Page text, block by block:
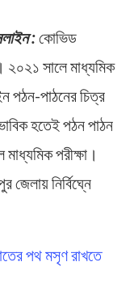
:কোভিড
২০২১ সালে মাধ্যমিক
পঠন-পাঠনের চিত্র
হতেই পঠন পাঠন
পরীক্ষা।
জেলায় নির্বিঘ্নে
পথ মসৃণ রাখতে